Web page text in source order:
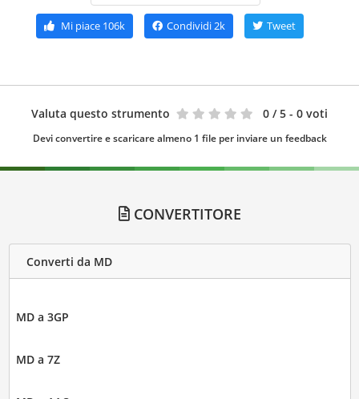
Mi piace 106k Condividi2k Tweet
Valuta questo strumento 0 / 5 - 0 voti
Devi convertire e scaricare almeno 1 file per inviare un feedback
CONVERTITORE
Converti da MD
MD a 3GP
MD a 7Z